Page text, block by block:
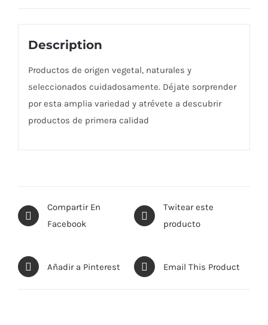
Description
Productos de origen vegetal, naturales y
seleccionados cuidadosamente. Déjate sorprender
por esta amplia variedad y atrévete a descubrir
productos de primera calidad
Compartir En
Facebook
Twitear este
producto
Añadir a Pinterest Email This Product